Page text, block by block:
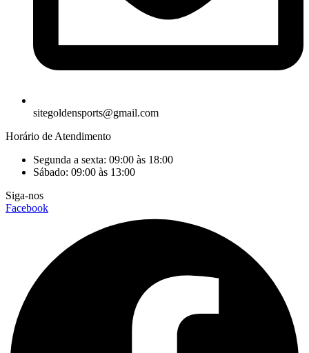
sitegoldensports@gmail.com
Horário de Atendimento
Segunda a sexta: 09:00 às 18:00
Sábado: 09:00 às 13:00
Siga-nos
Facebook